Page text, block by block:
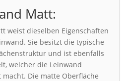
Matt:
weist dieselben Eigenschaften
Sie besitzt die typische
und ist ebenfalls
welcher die Leinwand
macht. Die matte Oberfläche